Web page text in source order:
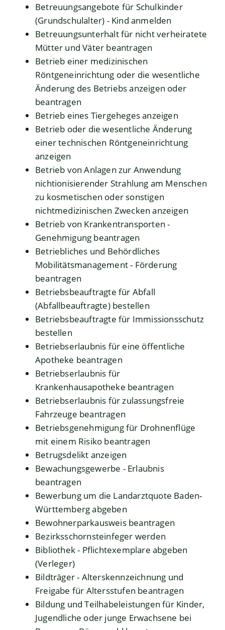
Betreuungsangebote für Schulkinder
(Grundschulalter) - Kind anmelden
Betreuungsunterhalt für nicht verheiratete
Mütter und Väter beantragen
Betrieb einer medizinischen
Röntgeneinrichtung oder die wesentliche
Änderung des Betriebs anzeigen oder
beantragen
Betrieb eines Tiergeheges anzeigen
Betrieb oder die wesentliche Änderung
einer technischen Röntgeneinrichtung
anzeigen
Betrieb von Anlagen zur Anwendung
nichtionisierender Strahlung am Menschen
zu kosmetischen oder sonstigen
nichtmedizinischen Zwecken anzeigen
Betrieb von Krankentransporten -
Genehmigung beantragen
Betriebliches und Behördliches
Mobilitätsmanagement - Förderung
beantragen
Betriebsbeauftragte für Abfall
(Abfallbeauftragte) bestellen
Betriebsbeauftragte für Immissionsschutz
bestellen
Betriebserlaubnis für eine öffentliche
Apotheke beantragen
Betriebserlaubnis für
Krankenhausapotheke beantragen
Betriebserlaubnis für zulassungsfreie
Fahrzeuge beantragen
Betriebsgenehmigung für Drohnenflüge
mit einem Risiko beantragen
Betrugsdelikt anzeigen
Bewachungsgewerbe - Erlaubnis
beantragen
Bewerbung um die Landarztquote Baden-
Württemberg abgeben
Bewohnerparkausweis beantragen
Bezirksschornsteinfeger werden
Bibliothek - Pflichtexemplare abgeben
(Verleger)
Bildträger - Alterskennzeichnung und
Freigabe für Altersstufen beantragen
Bildung und Teilhabeleistungen für Kinder,
Jugendliche oder junge Erwachsene bei